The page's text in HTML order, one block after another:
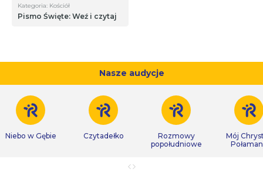
Kategoria: Kościół
Pismo Święte: Weź i czytaj
Nasze audycje
Niebo w Gębie Czytadełko
Rozmowy
popołudniowe
Mój